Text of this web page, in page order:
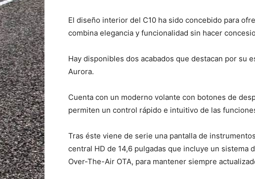
El diseño interior del C10 ha sido concebido para
combina elegancia y funcionalidad sin hacer
Hay disponibles dos acabados que destacan por su
Aurora.
Cuenta con un moderno volante con botones de
permiten un control rápido e intuitivo de las
Tras éste viene de serie una pantalla de
central HD de 14,6 pulgadas que incluye un sistema
Over-The-Air OTA, para mantener siempre